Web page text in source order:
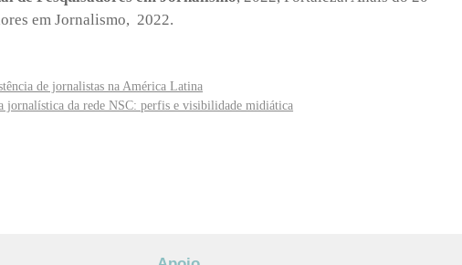
em Jornalismo, 2022.
de jornalistas na América Latina
jornalística da rede NSC: perfis e visibilidade midiática